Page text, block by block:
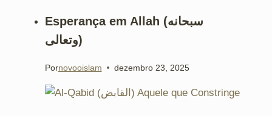
Esperança em Allah (سبحانه
وتعالى)
Pornovooislam dezembro 23, 2025